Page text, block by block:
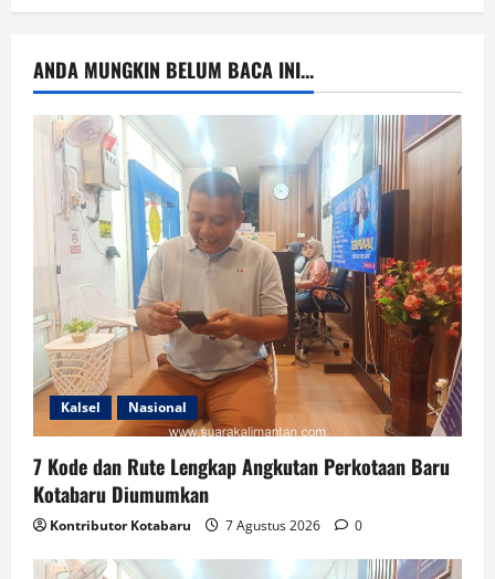
ANDA MUNGKIN BELUM BACA INI...
Kalsel Nasional
7 Kode dan Rute Lengkap Angkutan Perkotaan Baru
Kotabaru Diumumkan
Kontributor Kotabaru 7 Agustus 2026 0